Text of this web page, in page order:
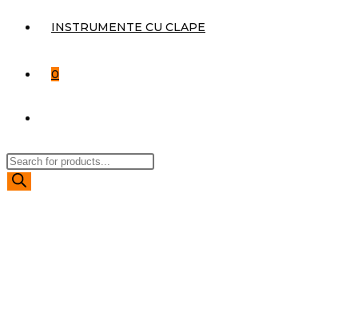
INSTRUMENTE CU CLAPE
0
WEBSITE
Products
search